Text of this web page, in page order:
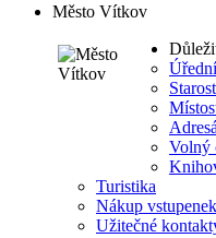
Město Vítkov
Volný
Turistika
Nákup vstupenek
Užitečné